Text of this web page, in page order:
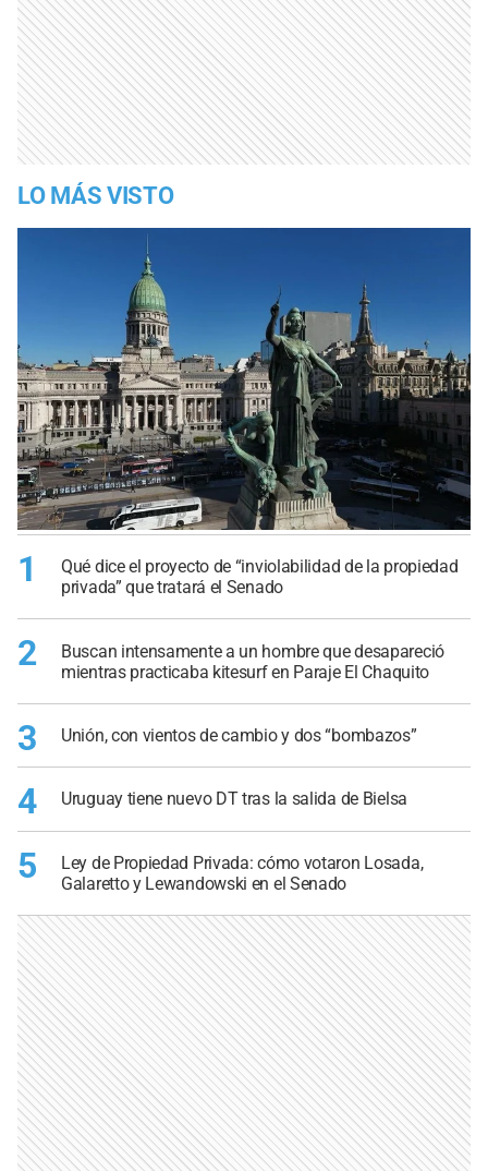
LO MÁS VISTO
1
Qué dice el proyecto de “inviolabilidad de la propiedad
privada” que tratará el Senado
2
Buscan intensamente a un hombre que desapareció
mientras practicaba kitesurf en Paraje El Chaquito
3 Unión, con vientos de cambio y dos “bombazos”
4 Uruguay tiene nuevo DT tras la salida de Bielsa
5
Ley de Propiedad Privada: cómo votaron Losada,
Galaretto y Lewandowski en el Senado